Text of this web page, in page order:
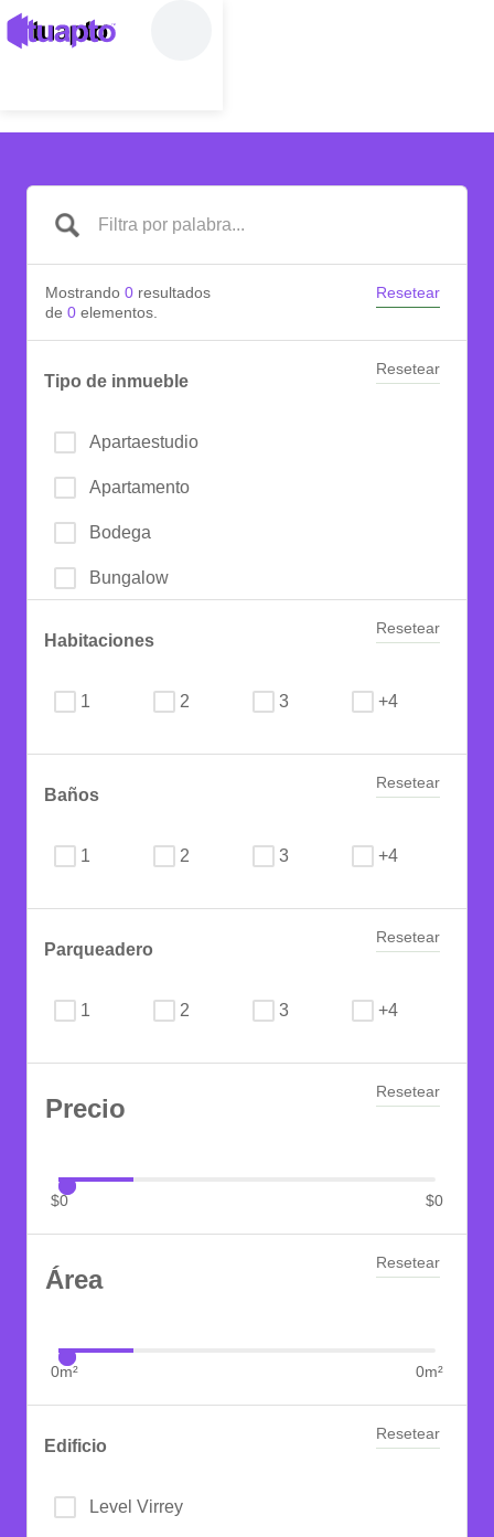
Mostrando 0 resultados
de 0 elementos.
Resetear
Tipo de inmueble
Resetear
Apartaestudio
Apartamento
Bodega
Bungalow
Campos - Chacras y Quintas
Casa
Casa de Playa
Casa Lote
Condominio
Edificio de Apartamentos
Garaje
Hoteles
Habitaciones
Resetear
1 2 3 +4
Baños
Resetear
1 2 3 +4
Parqueadero
Resetear
1 2 3 +4
Precio
Resetear
$0 $0
Área
Resetear
0m² 0m²
Edificio
Resetear
Level Virrey